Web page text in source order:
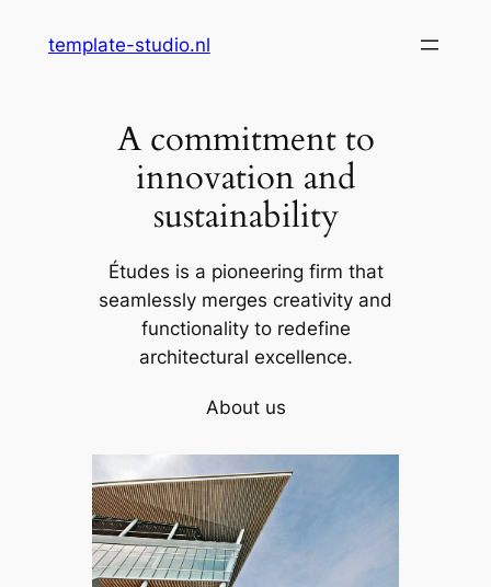
template-studio.nl
A commitment to
innovation and
sustainability
Études is a pioneering firm that
seamlessly merges creativity and
functionality to redefine
architectural excellence.
About us